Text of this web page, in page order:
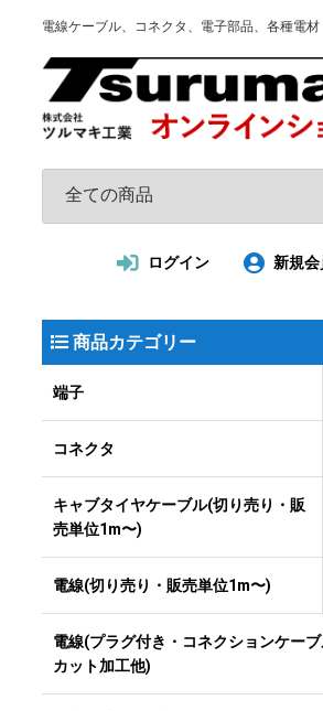
電線ケーブル、コネクタ、電子部品、各種電
ログイン 新規
商品カテゴリー
端子
コネクタ
キャブタイヤケーブル(切り売り・販
売単位1m〜)
電線(切り売り・販売単位1m〜)
電線(プラグ付き・コネクションケーブ
カット加工他)